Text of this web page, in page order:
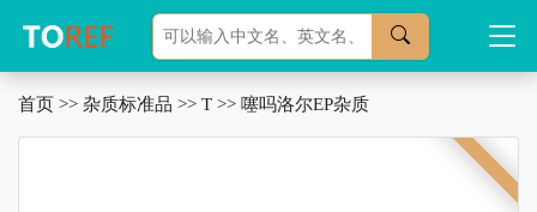
首页 >> 杂质标准品 >> T >> 噻吗洛尔EP杂质